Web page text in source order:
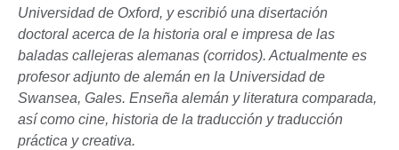
Universidad de Oxford, y escribió una disertación
doctoral acerca de la historia oral e impresa de las
baladas callejeras alemanas (corridos). Actualmente es
profesor adjunto de alemán en la Universidad de
Swansea, Gales. Enseña alemán y literatura comparada,
así como cine, historia de la traducción y traducción
práctica y creativa.